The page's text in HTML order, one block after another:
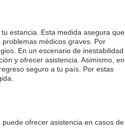
estancia. Esta medida asegura que
médicos graves. Por
En un escenario de inestabilidad
y ofrecer asistencia. Asimismo, en
seguro a tu país. Por estas
ofrecer asistencia en casos de